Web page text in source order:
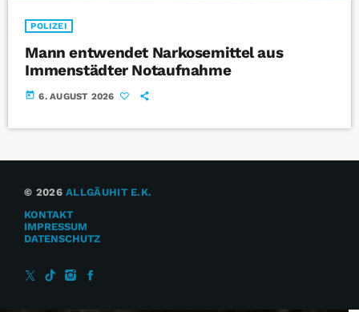
POLIZEI
Mann entwendet Narkosemittel aus
Immenstädter Notaufnahme
today 6. AUGUST 2026
© 2026ALLGÄUHIT E.K.
KONTAKT
IMPRESSUM
DATENSCHUTZ